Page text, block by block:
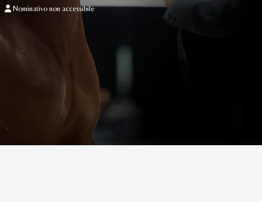
Nominativo non accessibile